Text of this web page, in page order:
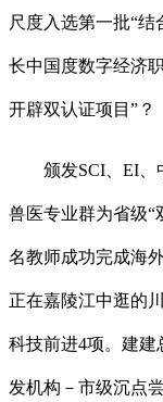
尺度入选第一批“
长中国度数字经济
开辟双认证项目”？
颁发SCI、EI、中
兽医专业群为省级“
名教师成功完成海
正在嘉陵江中逛的
科技前进4项。建建
发机构－市级沉点